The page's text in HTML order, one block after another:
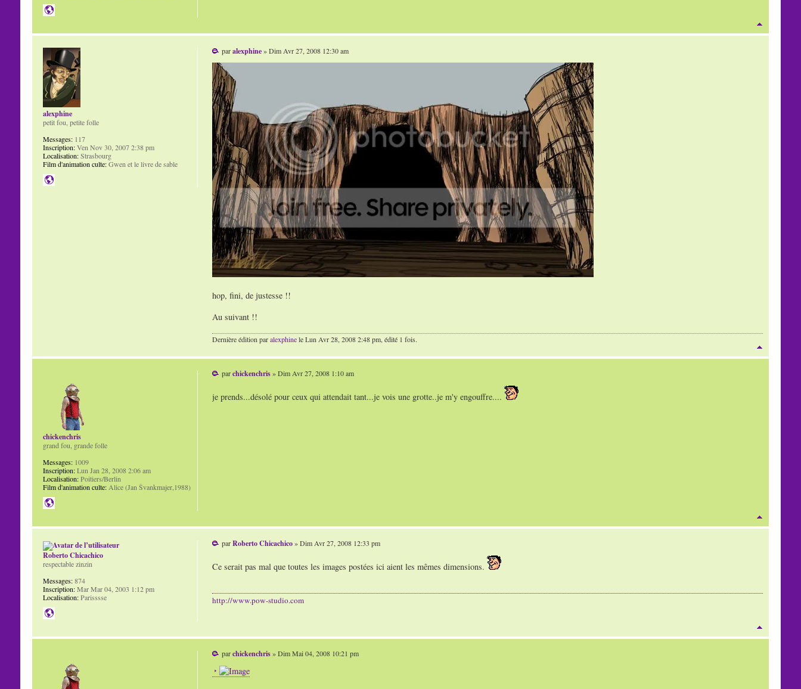
paralexphine» Dim Avr 27, 2008 12:30 am
hop, fini, de justesse !!
Au suivant !!
Dernière édition paralexphinele Lun Avr 28, 2008 2:48 pm, édité 1 fois.
alexphine
petit fou, petite folle
Messages:117
Inscription:Ven Nov 30, 2007 2:38 pm
Localisation:Strasbourg
Film d'animation culte:Gwen et le livre de sable
parchickenchris» Dim Avr 27, 2008 1:10 am
je prends...désolé pour ceux qui attendait tant...je vois une grotte..je m'y engouffre....
chickenchris
grand fou, grande folle
Messages:1009
Inscription:Lun Jan 28, 2008 2:06 am
Localisation:Poitiers/Berlin
Film d'animation culte:Alice (Jan Švankmajer,1988)
parRoberto Chicachico» Dim Avr 27, 2008 12:33 pm
Ce serait pas mal que toutes les images postées ici aient les mêmes dimensions.
http://www.pow-studio.com
Roberto Chicachico
respectable zinzin
Messages:874
Inscription:Mar Mar 04, 2003 1:12 pm
Localisation:Parisssse
parchickenchris» Dim Mai 04, 2008 10:21 pm